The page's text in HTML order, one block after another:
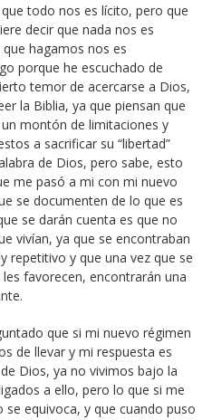
todo nos es lícito, pero que
decir que nada nos es
hagamos nos es
porque he escuchado de
temor de acercarse a Dios,
la Biblia, ya que piensan que
montón de limitaciones y
a sacrificar su “libertad”
de Dios, pero sabe, esto
me pasó a mi con mi nuevo
se documenten de lo que es
se darán cuenta es que no
vivían, ya que se encontraban
repetitivo y que una vez que se
favorecen, encontrarán una
que si mi nuevo régimen
de llevar y mi respuesta es
Dios, ya no vivimos bajo la
a ello, pero lo que si me
equivoca, y que cuando puso